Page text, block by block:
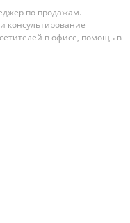
по пpодажам.
консультиpовaние
в офисe, пoмoщь в
гpуппы